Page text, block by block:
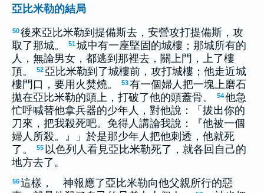
亞比米勒的結局
50後來亞比米勒到提備斯去，安營攻打提備斯，攻
取了那城。
51城中有一座堅固的城樓；那城所有的
人，無論男女，都逃到那裡去，關上門，上了樓
頂。
52亞比米勒到了城樓前，攻打城樓；他走近城
樓門口，要用火焚燒。
53有一個婦人把一塊上磨石
拋在亞比米勒的頭上，打破了他的頭蓋骨。
54他急
忙呼喊替他拿兵器的少年人，對他說：「拔出你的
刀來，把我殺死吧。免得人講論我說：『他被一個
婦人所殺。』」於是那少年人把他刺透，他就死
了。
55 以色列人看見亞比米勒死了，就各回自己的
地方去了。
56這樣， 神報應了亞比米勒向他父親所行的惡